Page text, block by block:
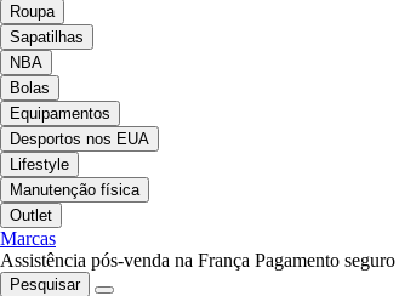
Roupa
Sapatilhas
NBA
Bolas
Equipamentos
Desportos nos EUA
Lifestyle
Manutenção física
Outlet
Marcas
Assistência pós-venda na França Pagamento seguro
Pesquisar